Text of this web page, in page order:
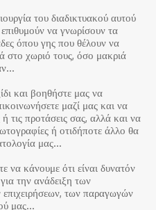
του διαδικτυακού αυτού
να γνωρίσουν τα
όπου γης που θέλουν να
στο χωριό τους, όσο μακριά
και βοηθήστε μας να
μαζί μας και να
τις προτάσεις σας, αλλά και να
ή οτιδήποτε άλλο θα
μας…
κάνουμε ότι είναι δυνατόν
την ανάδειξη των
των παραγωγών
μας…